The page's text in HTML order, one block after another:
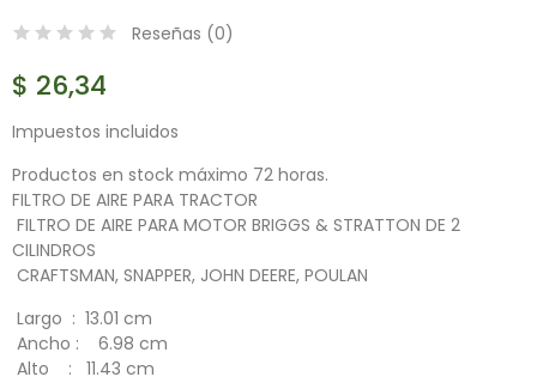
Reseñas (0)
$ 26,34
Impuestos incluidos
Productos en stock máximo 72 horas.
FILTRO DE AIRE PARA TRACTOR
FILTRO DE AIRE PARA MOTOR BRIGGS & STRATTON DE 2
CILINDROS
CRAFTSMAN, SNAPPER, JOHN DEERE, POULAN
Largo : 13.01 cm
Ancho : 6.98 cm
Alto : 11.43 cm